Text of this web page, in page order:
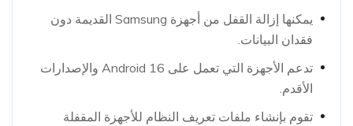
يمكنها إزالة القفل من أجهزة Samsung القديمة دون
فقدان البيانات.
تدعم الأجهزة التي تعمل على Android 16 والإصدارات
الأقدم.
تقوم بإنشاء ملفات تعريف النظام للأجهزة المقفلة